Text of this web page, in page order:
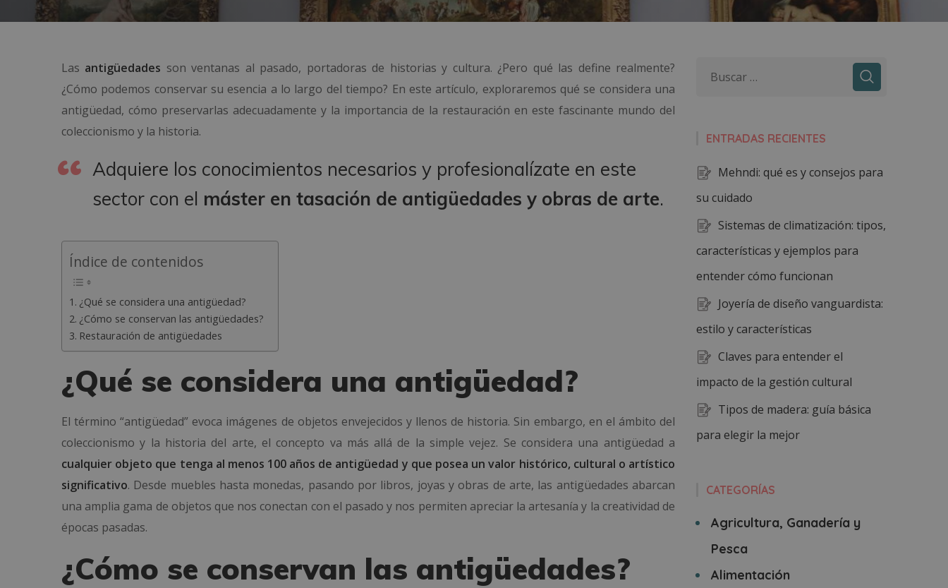
Las antigüedades son ventanas al pasado, portadoras de historias y cultura. ¿Pero qué las define realmente?
¿Cómo podemos conservar su esencia a lo largo del tiempo? En este artículo, exploraremos qué se considera una
antigüedad, cómo preservarlas adecuadamente y la importancia de la restauración en este fascinante mundo del
coleccionismo y la historia.
Adquiere los conocimientos necesarios y profesionalízate en este
sector con el máster en tasación de antigüedades y obras de arte.
Índice de contenidos
¿Qué se considera una antigüedad?
¿Cómo se conservan las antigüedades?
Restauración de antigüedades
¿Qué se considera una antigüedad?
El término “antigüedad” evoca imágenes de objetos envejecidos y llenos de historia. Sin embargo, en el ámbito del
coleccionismo y la historia del arte, el concepto va más allá de la simple vejez. Se considera una antigüedad a
cualquier objeto que tenga al menos 100 años de antigüedad y que posea un valor histórico, cultural o artístico
significativo. Desde muebles hasta monedas, pasando por libros, joyas y obras de arte, las antigüedades abarcan
una amplia gama de objetos que nos conectan con el pasado y nos permiten apreciar la artesanía y la creatividad de
épocas pasadas.
¿Cómo se conservan las antigüedades?
ENTRADAS RECIENTES
Mehndi: qué es y consejos para
su cuidado
Sistemas de climatización: tipos,
características y ejemplos para
entender cómo funcionan
Joyería de diseño vanguardista:
estilo y características
Claves para entender el
impacto de la gestión cultural
Tipos de madera: guía básica
para elegir la mejor
CATEGORÍAS
Agricultura, Ganadería y
Pesca
Alimentación